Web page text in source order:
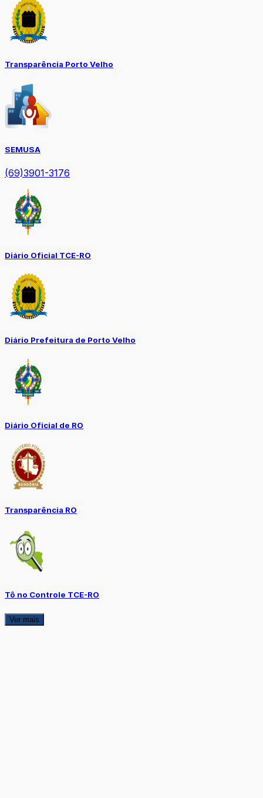
Transparência Porto Velho
SEMUSA
(69)3901-3176
Diário Oficial TCE-RO
Diário Prefeitura de Porto Velho
Diário Oficial de RO
Transparência RO
Tô no Controle TCE-RO
Ver mais